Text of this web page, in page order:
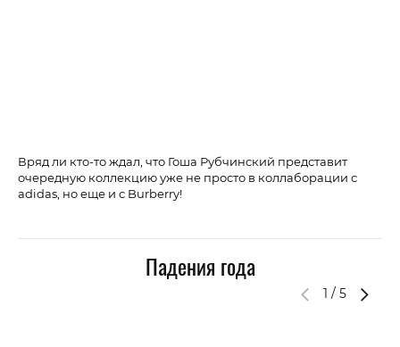
Вряд ли кто-то ждал, что Гоша Рубчинский представит
очередную коллекцию уже не просто в коллаборации с
adidas, но еще и с Burberry!
Падения года
1 / 5